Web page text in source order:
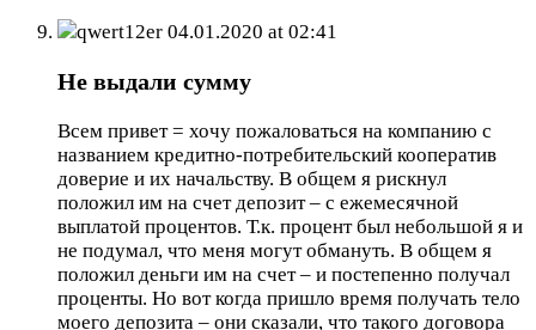
qwert12er 04.01.2020 at 02:41
Не выдали сумму
Всем привет = хочу пожаловаться на компанию с
названием кредитно-потребительский кооператив
доверие и их начальству. В общем я рискнул
положил им на счет депозит – с ежемесячной
выплатой процентов. Т.к. процент был небольшой я и
не подумал, что меня могут обмануть. В общем я
положил деньги им на счет – и постепенно получал
проценты. Но вот когда пришло время получать тело
моего депозита – они сказали, что такого договора